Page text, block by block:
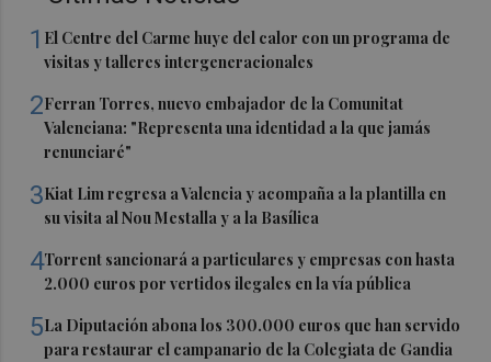
1 El Centre del Carme huye del calor con un programa de
visitas y talleres intergeneracionales
2Ferran Torres, nuevo embajador de la Comunitat
Valenciana: "Representa una identidad a la que jamás
renunciaré"
3Kiat Lim regresa a Valencia y acompaña a la plantilla en
su visita al Nou Mestalla y a la Basílica
4Torrent sancionará a particulares y empresas con hasta
2.000 euros por vertidos ilegales en la vía pública
5La Diputación abona los 300.000 euros que han servido
para restaurar el campanario de la Colegiata de Gandia